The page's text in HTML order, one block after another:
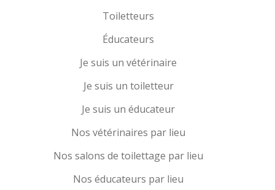
Toiletteurs
Éducateurs
Je suis un vétérinaire
Je suis un toiletteur
Je suis un éducateur
Nos vétérinaires par lieu
Nos salons de toilettage par lieu
Nos éducateurs par lieu